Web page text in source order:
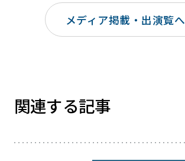
メディア掲載・出演覧へ
関連する記事